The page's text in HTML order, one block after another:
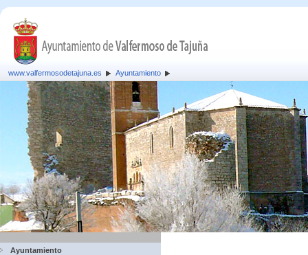
www.valfermosodetajuna.es Ayuntamiento
Ayuntamiento